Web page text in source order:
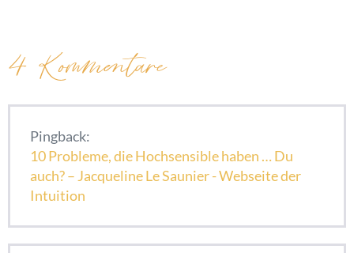
4 Kommentare
Pingback:
10 Probleme, die Hochsensible haben … Du
auch? – Jacqueline Le Saunier - Webseite der
Intuition